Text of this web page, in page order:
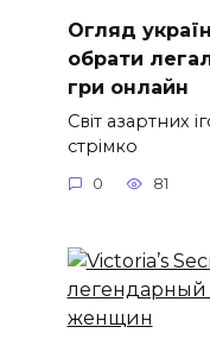
Огляд
обрати
гри онлайн
Світ азартних
стрімко
0 81